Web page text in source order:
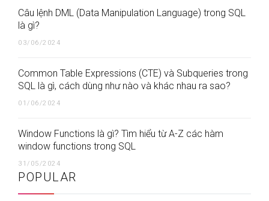
Câu lệnh DML (Data Manipulation Language) trong SQL
là gì?
03/06/2024
Common Table Expressions (CTE) và Subqueries trong
SQL là gì, cách dùng như nào và khác nhau ra sao?
01/06/2024
Window Functions là gì? Tìm hiểu từ A-Z các hàm
window functions trong SQL
31/05/2024
POPULAR